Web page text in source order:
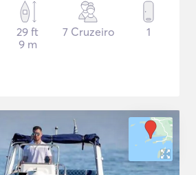
29 ft
9 m
7 Cruzeiro 1